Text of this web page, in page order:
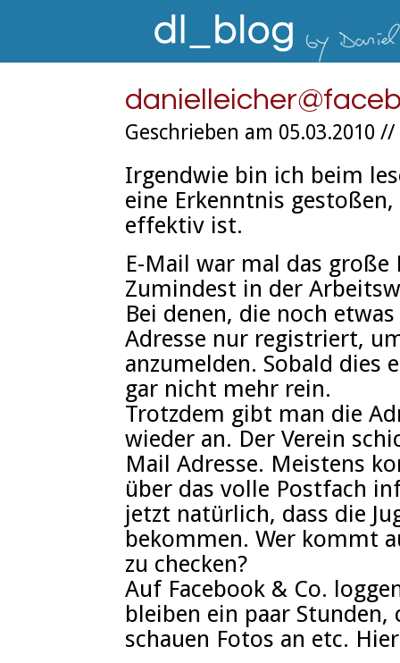
Geschrieben am 05.03.2010 //
Irgendwie bin ich beim
eine Erkenntnis
effektiv ist.
E-Mail war mal das
Zumindest in der
Bei denen, die noch
Adresse nur registriert,
anzumelden. Sobald
gar nicht mehr rein.
Trotzdem gibt man die
wieder an. Der Verein
Mail Adresse. Meistens
über das volle Postfach
jetzt natürlich, dass die
bekommen. Wer kommt
zu checken?
Auf Facebook & Co.
bleiben ein paar
schauen Fotos an etc.